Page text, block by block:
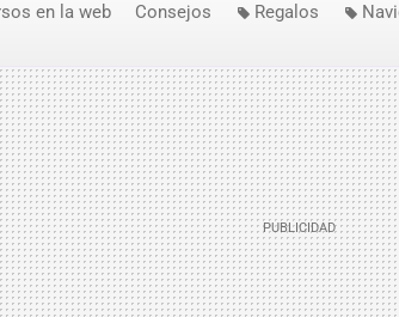
en la web Consejos Regalos